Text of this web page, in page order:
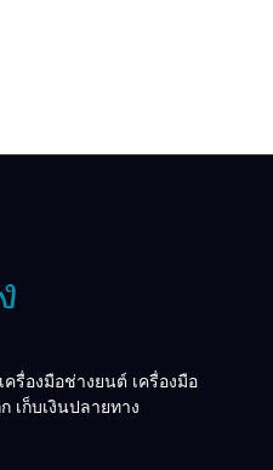
ครื่องมือช่างยนต์ เครื่องมือ
เก็บเงินปลายทาง